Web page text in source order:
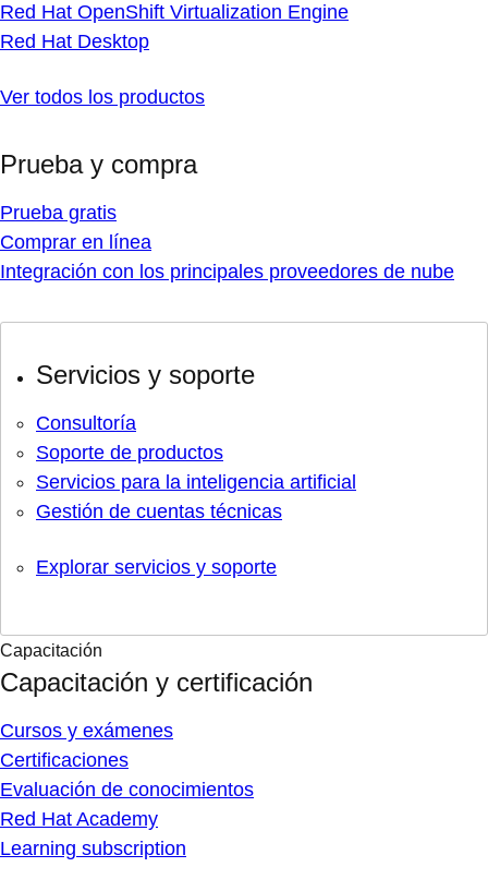
Red Hat OpenShift Virtualization Engine
Red Hat Desktop
Ver todos los productos
Prueba y compra
Prueba gratis
Comprar en línea
Integración con los principales proveedores de nube
Servicios y soporte
Consultoría
Soporte de productos
Servicios para la inteligencia artificial
Gestión de cuentas técnicas
Explorar servicios y soporte
Capacitación
Capacitación y certificación
Cursos y exámenes
Certificaciones
Evaluación de conocimientos
Red Hat Academy
Learning subscription